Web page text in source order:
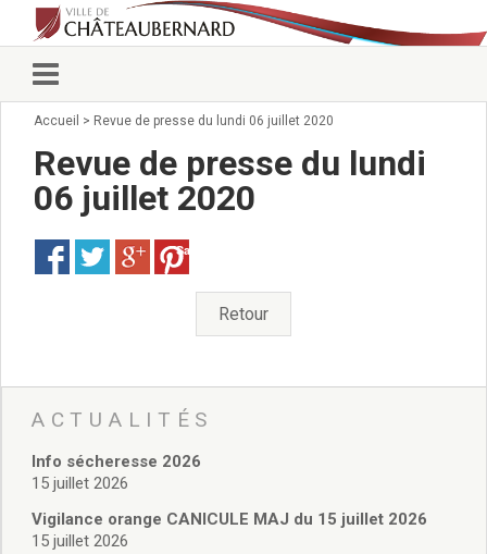
Vie municipale
Conseillers municipaux
Commissions 2026
Arrêtés du Maire
Services municipaux
Pour venir nous voir
administratives
Services Techniques
Affaires Scolaires
Vie associative
Police Municipale/règlementation
Cimetière/réglementation funéraire
Accueil > Revue de presse du lundi 06 juillet 2020
Revue de presse du lundi
06 juillet 2020
Save
Retour
ACTUALITÉS
Info sécheresse 2026
15 juillet 2026
Vigilance orange CANICULE MAJ du 15 juillet 2026
15 juillet 2026